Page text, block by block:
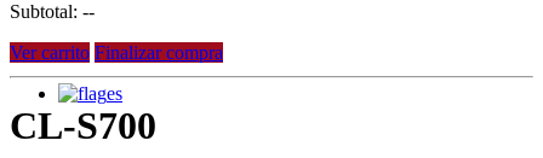
Subtotal: --
Ver carrito Finalizar compra
es
CL-S700